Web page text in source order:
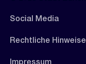
Social Media
Rechtliche Hinweise
Impressum